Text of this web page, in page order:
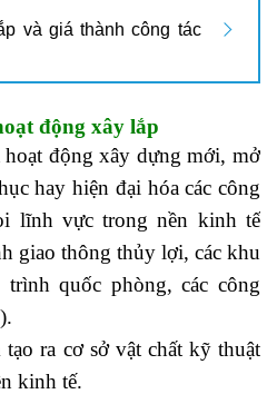
và giá thành công tác
động xây lắp
hoạt động xây dựng mới, mở
hay hiện đại hóa các công
lĩnh vực trong nền kinh tế
giao thông thủy lợi, các khu
trình quốc phòng, các công
ra cơ sở vật chất kỹ thuật
kinh tế.